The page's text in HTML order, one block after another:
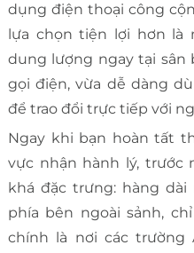
dụng điện thoại công
lựa chọn tiện lợi hơn là
dung lượng ngay tại sân
gọi điện, vừa dễ dàng
để trao đổi trực tiếp với
Ngay khi bạn hoàn tất
vực nhận hành lý, trước
khá đặc trưng: hàng
phía bên ngoài sảnh,
chính là nơi các